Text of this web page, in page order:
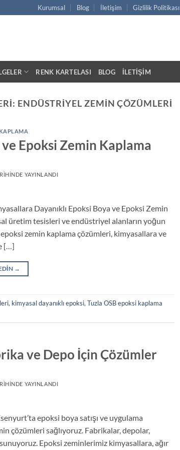
Kurumsal Blog İletişim Gizlilik Politikası
RENK KARTELASI BLOG İLETIŞIM
ENDÜSTRIYEL ZEMIN ÇÖZÜMLERI
Epoksi Zemin Kaplama
YAYINLANDI
Dayanıklı Epoksi Boya ve Epoksi Zemin
üretim tesisleri ve endüstriyel alanların yoğun
zemin kaplama çözümleri, kimyasallara ve
[…]
→
, kimyasal dayanıklı epoksi, Tuzla OSB epoksi kaplama
ve Depo İçin Çözümler
YAYINLANDI
epoksi boya satışı ve uygulama
çözümleri sağlıyoruz. Fabrikalar, depolar,
Epoksi zeminlerimiz kimyasallara, ağır